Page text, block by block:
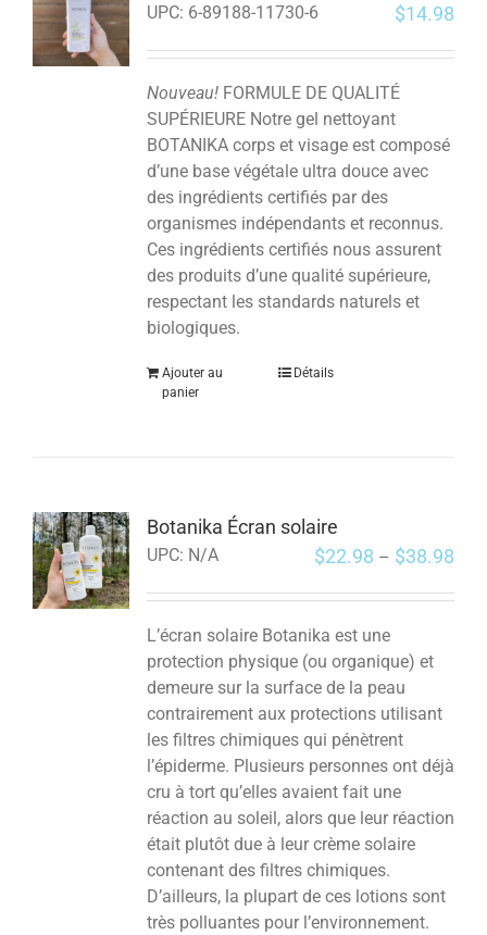
UPC: 6-89188-11730-6 $14.98
Nouveau!FORMULE DE QUALITÉ
SUPÉRIEURE Notre gel nettoyant
BOTANIKA corps et visage est composé
d’une base végétale ultra douce avec
des ingrédients certifiés par des
organismes indépendants et reconnus.
Ces ingrédients certifiés nous assurent
des produits d’une qualité supérieure,
respectant les standards naturels et
biologiques.
Ajouter au
panier
Détails
Botanika Écran solaire
UPC: N/A $22.98 – $38.98
L’écran solaire Botanika est une
protection physique (ou organique) et
demeure sur la surface de la peau
contrairement aux protections utilisant
les filtres chimiques qui pénètrent
l’épiderme. Plusieurs personnes ont déjà
cru à tort qu’elles avaient fait une
réaction au soleil, alors que leur réaction
était plutôt due à leur crème solaire
contenant des filtres chimiques.
D’ailleurs, la plupart de ces lotions sont
très polluantes pour l’environnement.